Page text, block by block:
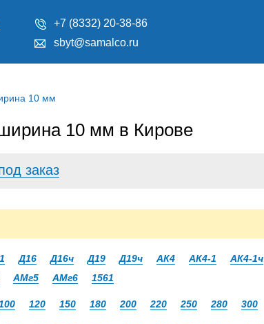
+7 (8332) 20-38-86
sbyt@samalco.ru
10 мм
10 мм в Кирове
заказ
Д16 Д16ч Д19 Д19ч АК4 АК4-1 АК4-1ч
АМг5 АМг6 1561
120 150 180 200 220 250 280 300